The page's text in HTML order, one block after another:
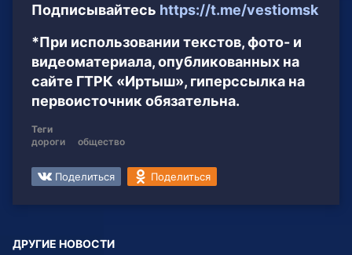
Подписывайтесь https://t.me/vestiomsk
*При использовании текстов, фото- и
видеоматериала, опубликованных на
сайте ГТРК «Иртыш», гиперссылка на
первоисточник обязательна.
Теги
дороги
общество
Поделиться Поделиться
ДРУГИЕ НОВОСТИ